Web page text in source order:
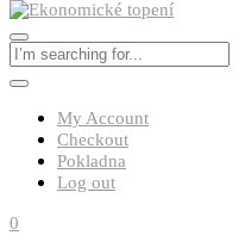
My Account
Checkout
Pokladna
Log out
0